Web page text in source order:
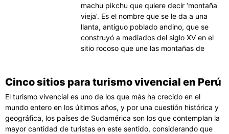
machu pikchu que quiere decir ‘montaña
vieja’. Es el nombre que se le da a una
llanta, antiguo poblado andino, que se
construyó a mediados del siglo XV en el
sitio rocoso que une las montañas de
Cinco sitios para turismo vivencial en Perú
El turismo vivencial es uno de los que más ha crecido en el
mundo entero en los últimos años, y por una cuestión histórica y
geográfica, los países de Sudamérica son los que contemplan la
mayor cantidad de turistas en este sentido, considerando que